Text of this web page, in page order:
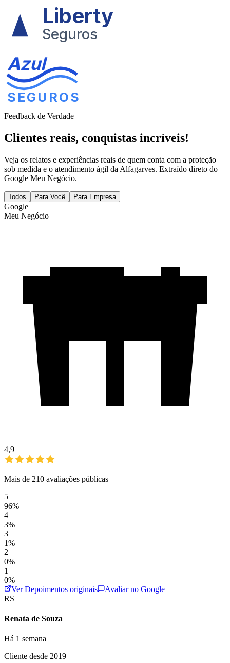
Liberty
Seguros
Azul
SEGUROS
Feedback de Verdade
Clientes reais, conquistas incríveis!
Veja os relatos e experiências reais de quem conta com a proteção
sob medida e o atendimento ágil da Alfagarves. Extraído direto do
Google Meu Negócio.
Todos Para Você Para Empresa
Google
Meu Negócio
4,9
Mais de 210 avaliações públicas
5
96%
4
3%
3
1%
2
0%
1
0%
Ver Depoimentos originais
Avaliar no Google
RS
Renata de Souza
Há 1 semana
Cliente desde 2019